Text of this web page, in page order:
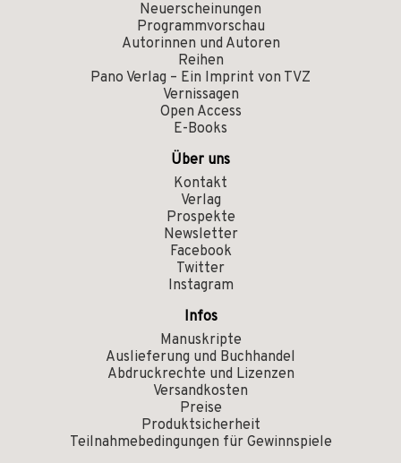
Neuerscheinungen
Programmvorschau
Autorinnen und Autoren
Reihen
Pano Verlag – Ein Imprint von TVZ
Vernissagen
Open Access
E-Books
Über uns
Kontakt
Verlag
Prospekte
Newsletter
Facebook
Twitter
Instagram
Infos
Manuskripte
Auslieferung und Buchhandel
Abdruckrechte und Lizenzen
Versandkosten
Preise
Produktsicherheit
Teilnahmebedingungen für Gewinnspiele